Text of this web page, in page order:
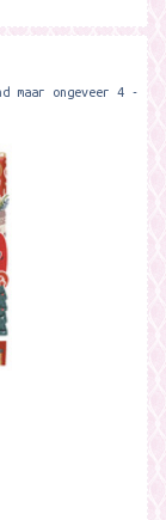
maar ongeveer 4 -